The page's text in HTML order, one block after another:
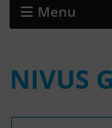
Menu
NIVUS